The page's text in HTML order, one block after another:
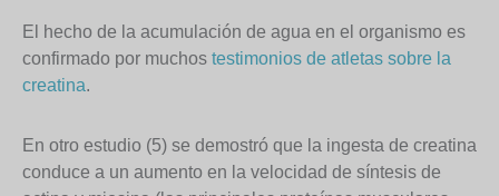
El hecho de la acumulación de agua en el organismo es
confirmado por muchos testimonios de atletas sobre la
creatina.
En otro estudio (5) se demostró que la ingesta de creatina
conduce a un aumento en la velocidad de síntesis de